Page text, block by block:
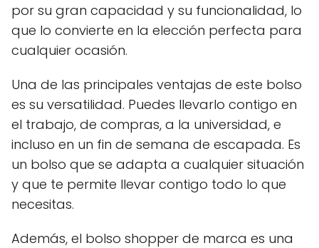
por su gran capacidad y su funcionalidad, lo
que lo convierte en la elección perfecta para
cualquier ocasión.
Una de las principales ventajas de este bolso
es su versatilidad. Puedes llevarlo contigo en
el trabajo, de compras, a la universidad, e
incluso en un fin de semana de escapada. Es
un bolso que se adapta a cualquier situación
y que te permite llevar contigo todo lo que
necesitas.
Además, el bolso shopper de marca es una